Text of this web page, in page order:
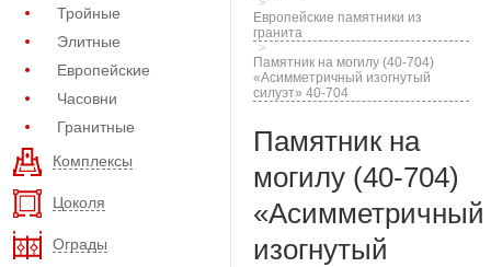
Тройные
Элитные
Европейские
Часовни
Гранитные
Комплексы
Цоколя
Ограды
Европейские памятники из
гранита
Памятник на могилу (40-704)
«Асимметричный изогнутый
силуэт» 40-704
Памятник на
могилу (40-704)
«Асимметричный
изогнутый